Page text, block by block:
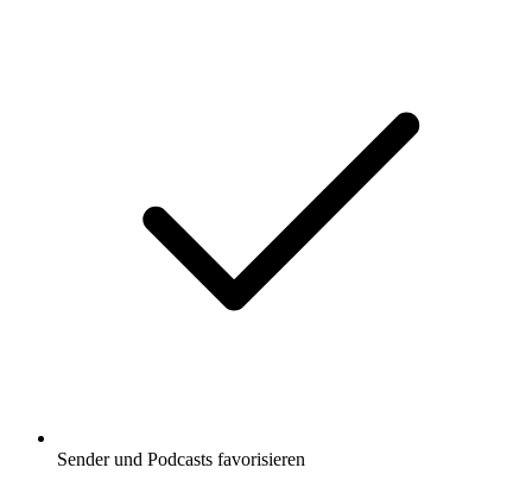
Sender und Podcasts favorisieren